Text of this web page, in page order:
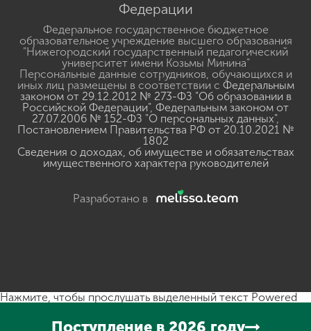
Федерации
Федеральное государственное бюджетное
образовательное учреждение высшего образования
"Нижегородский государственный педагогический
университет имени Козьмы Минина"
Персональные данные сотрудников, обучающихся и
иных лиц размещены в соответствии с Федеральным
законом от 29.12.2012 № 273-ФЗ "Об образовании в
Российской Федерации", Федеральным законом от
27.07.2006 № 152-ФЗ "О персональных данных",
Постановлением Правительства РФ от 20.10.2021 №
1802
Сведения о доходах, об имуществе и обязательствах
имущественного характера руководителей
Разработано в
Поступление в 2026 году
Нажмите, чтобы прослушать выделенный текст Powered